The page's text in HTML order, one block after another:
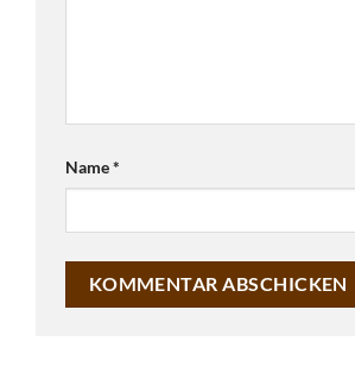
Name*